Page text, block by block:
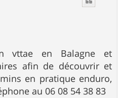
vttae en Balagne et
afin de découvrir et
en pratique enduro,
au 06 08 54 38 83